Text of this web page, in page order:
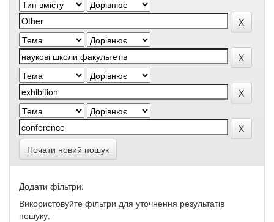
Почати новий пошук
Додати фільтри:
Використовуйте фільтри для уточнення результатів
пошуку.